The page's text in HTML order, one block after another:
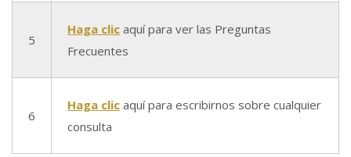
5
Haga clic aquí para ver las Preguntas
Frecuentes
6
Haga clic aquí para escribirnos sobre cualquier
consulta